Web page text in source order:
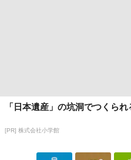
「日本遺産」の坑洞でつくら
[PR] 株式会社小学館